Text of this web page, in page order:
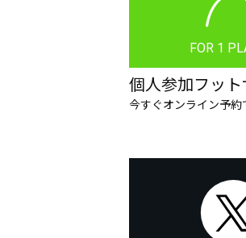
FOR 1
個人参加フッ
今すぐオンライン予約